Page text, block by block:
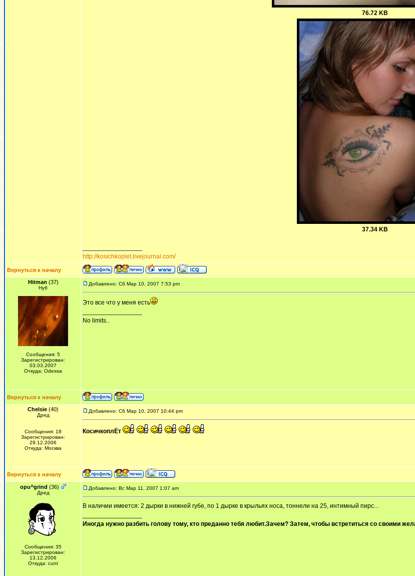
76.72 KB
37.34 KB
http://kosichkoplet.livejournal.com/
Вернуться к началу
Hitman (37)
Нуб
Сообщения: 5
Зарегистрирован:
03.03.2007
Откуда: Odessa
Добавлено: Сб Мар 10, 2007 7:53 pm
Это все что у меня есть
No limits..
Вернуться к началу
Chelsie (40)
Дред
Сообщения: 18
Зарегистрирован:
29.12.2006
Откуда: Москва
Добавлено: Сб Мар 10, 2007 10:44 pm
КосичкоплЁт
Вернуться к началу
opu^grind (36)
Дред
Сообщения: 35
Зарегистрирован:
13.12.2006
Откуда: cunt
Добавлено: Вс Мар 11, 2007 1:07 am
В наличии имеется: 2 дырки в нижней губе, по 1 дырке в крыльях носа, тоннели на 25, интимный пирс...
Иногда нужно разбить голову тому, кто преданно тебя любит.Зачем? Затем, чтобы встретиться со своими